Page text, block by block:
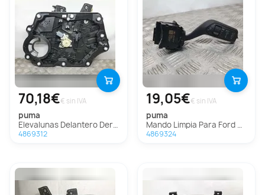
70,18€€ sin IVA
puma
Elevalunas Delantero Derecho Para Ford Puma
4869312
19,05€€ sin IVA
puma
Mando Limpia Para Ford Puma
4869324